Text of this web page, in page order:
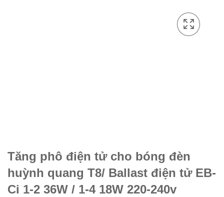
Tăng phô điện tử cho bóng đèn
huỳnh quang T8/ Ballast điện tử EB-
Ci 1-2 36W / 1-4 18W 220-240v